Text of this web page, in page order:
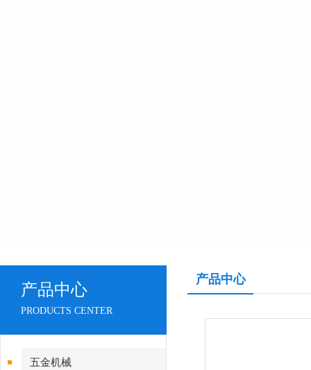
产品中心
PRODUCTS CENTER
五金机械
产品中心